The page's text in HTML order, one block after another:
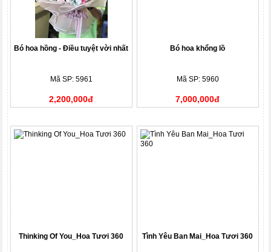
Bó hoa hồng - Điều tuyệt vời nhất
Mã SP: 5961
2,200,000đ
Bó hoa khổng lồ
Mã SP: 5960
7,000,000đ
Thinking Of You_Hoa Tươi 360 Tình Yêu Ban Mai_Hoa Tươi 360